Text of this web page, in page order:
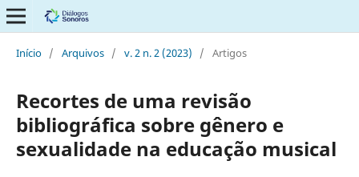
Início / Arquivos / v. 2 n. 2 (2023) / Artigos
Recortes de uma revisão
bibliográfica sobre gênero e
sexualidade na educação musical